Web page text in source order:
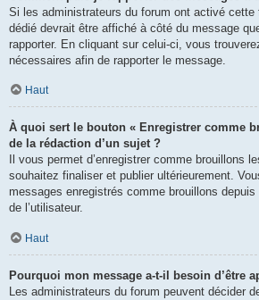
Si les administrateurs du forum ont activé cette
dédié devrait être affiché à côté du message
rapporter. En cliquant sur celui-ci, vous
nécessaires afin de rapporter le message.
Haut
À quoi sert le bouton « Enregistrer comme
de la rédaction d’un sujet ?
Il vous permet d’enregistrer comme brouillons
souhaitez finaliser et publier ultérieurement.
messages enregistrés comme brouillons
de l’utilisateur.
Haut
Pourquoi mon message a-t-il besoin d’être
Les administrateurs du forum peuvent décider